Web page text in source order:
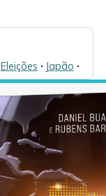
Eleições 🞌 Japão 🞌